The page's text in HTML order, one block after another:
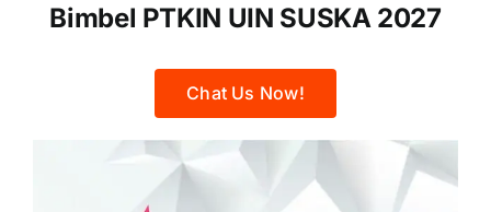
Bimbel PTKIN UIN SUSKA 2027
Chat Us Now!